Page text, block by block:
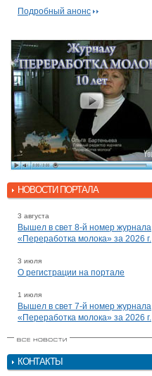
Подробный анонс
НОВОСТИ ПОРТАЛА
3 августа
Вышел в свет 8-й номер журнала
«Переработка молока» за 2026 г.
3 июля
О регистрации на портале
1 июля
Вышел в свет 7-й номер журнала
«Переработка молока» за 2026 г.
КОНТАКТЫ